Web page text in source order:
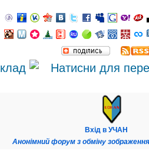
Вхід в УЧАН
Анонімний форум з обміну